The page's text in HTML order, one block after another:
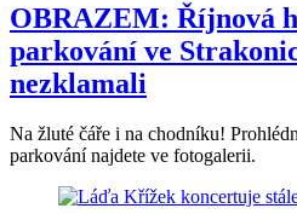
OBRAZEM: Říjnová
parkování ve
nezklamali
Na žluté čáře i na chodníku!
parkování najdete ve fotogalerii.